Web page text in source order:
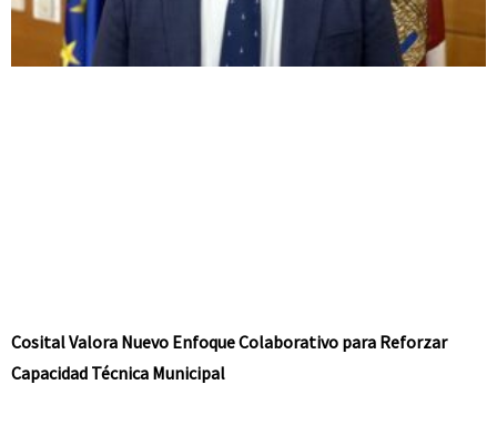
Cosital Valora Nuevo Enfoque Colaborativo para Reforzar
Capacidad Técnica Municipal